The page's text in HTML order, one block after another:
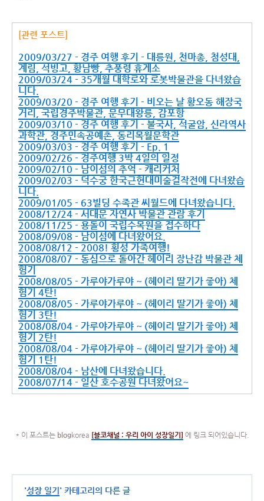
[관련 포스트]
2009/03/27 - 경주 여행 후기 - 대릉원, 천마총, 첨성대,
계림, 석빙고, 황남빵, 추풍령 휴게소
2009/03/24 - 35개월 대학로와 로봇박물관을 다녀왔습
니다.
2009/03/20 - 경주 여행 후기 - 비오는 날 황오동 해장국
거리, 국립경주박물관, 문무대왕릉, 감포항
2009/03/10 - 경주 여행 후기 - 불국사, 석굴암, 신라역사
과학관, 경주민속공예촌, 동리목월문학관
2009/03/03 - 경주 여행 후기 - Ep. 1
2009/02/26 - 경주여행 3박 4일의 일정
2009/02/10 - 남이섬의 추억 - 캐리커처
2009/02/03 - 덕수궁 한국근현대미술걸작전에 다녀왔습
니다.
2009/01/05 - 63빌딩 수족관 씨월드에 다녀왔습니다.
2008/12/24 - 서대문 자연사 박물관 관람 후기
2008/11/25 - 용돌이 국립수목원을 접수하다
2008/09/08 - 남이섬에 다녀왔어요.
2008/08/12 - 2008! 횡성 가족여행!
2008/08/07 - 동심으로 돌아간 헤이리 장난감 박물관 체
험기
2008/08/05 - 가루야가루야 ~ (헤이리 딸기가 좋아) 체
험기 4탄!
2008/08/05 - 가루야가루야 ~ (헤이리 딸기가 좋아) 체
험기 3탄!
2008/08/04 - 가루야가루야 ~ (헤이리 딸기가 좋아) 체
험기 2탄!
2008/08/04 - 가루야가루야 ~ (헤이리 딸기가 좋아) 체
험기 1탄!
2008/08/04 - 남산에 다녀왔습니다.
2008/07/14 - 일산 호수공원 다녀왔어요~
* 이 포스트는 blogkorea [블코채널 : 우리 아이 성장일기] 에 링크 되어있습니다.
'성장 일기' 카테고리의 다른 글